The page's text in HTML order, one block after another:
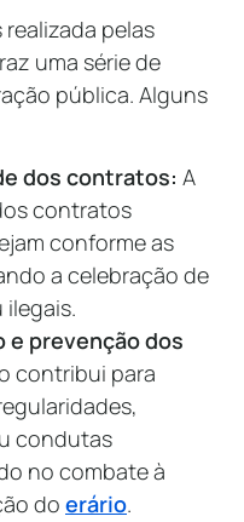
pelas
uma série de
pública. Alguns
dos contratos: A
contratos
conforme as
a celebração de
e prevenção dos
contribui para
condutas
no combate à
do erário.